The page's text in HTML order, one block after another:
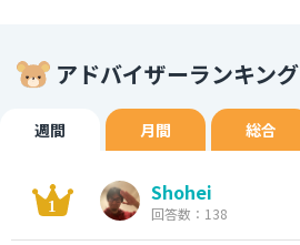
アドバイザーランキング
週間 月間 総合
Shohei
回答数：138